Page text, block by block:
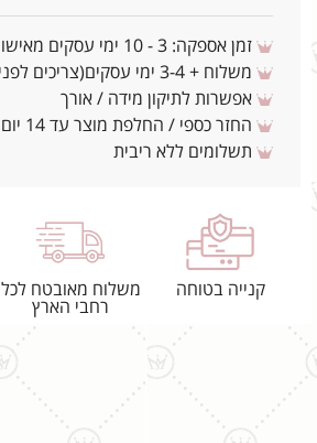
זמן אספקה: 3 - 10 ימי עסקים מאישור העסקה
משלוח + 3-4 ימי עסקים(צריכים לפני ? צרו איתנו קשר)
אפשרות לתיקון מידה / אורך
החזר כספי / החלפת מוצר עד 14 יום
תשלומים ללא ריבית
קנייה בטוחה
משלוח מאובטח לכל
רחבי הארץ